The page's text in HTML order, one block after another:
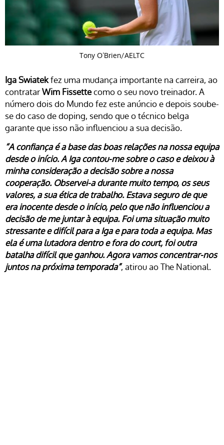
Tony O’Brien/AELTC
Iga Swiatekfez uma mudança importante na carreira, ao
contratarWim Fissettecomo o seu novo treinador. A
número dois do Mundo fez este anúncio e depois soube-
se do caso de doping, sendo que o técnico belga
garante que isso não influenciou a sua decisão.
“A confiança é a base das boas relações na nossa equipa
desde o início. A Iga contou-me sobre o caso e deixou à
minha consideração a decisão sobre a nossa
cooperação. Observei-a durante muito tempo, os seus
valores, a sua ética de trabalho. Estava seguro de que
era inocente desde o início, pelo que não influenciou a
decisão de me juntar à equipa. Foi uma situação muito
stressante e difícil para a Iga e para toda a equipa. Mas
ela é uma lutadora dentro e fora do court, foi outra
batalha difícil que ganhou. Agora vamos concentrar-nos
juntos na próxima temporada”, atirou ao The National.